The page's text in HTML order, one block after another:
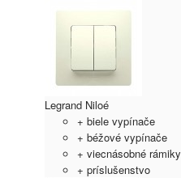
Legrand Niloé
+ biele vypínače
+ béžové vypínače
+ viecnásobné rámiky
+ príslušenstvo